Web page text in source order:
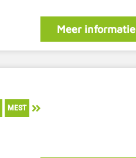
Meer informatie
MEST